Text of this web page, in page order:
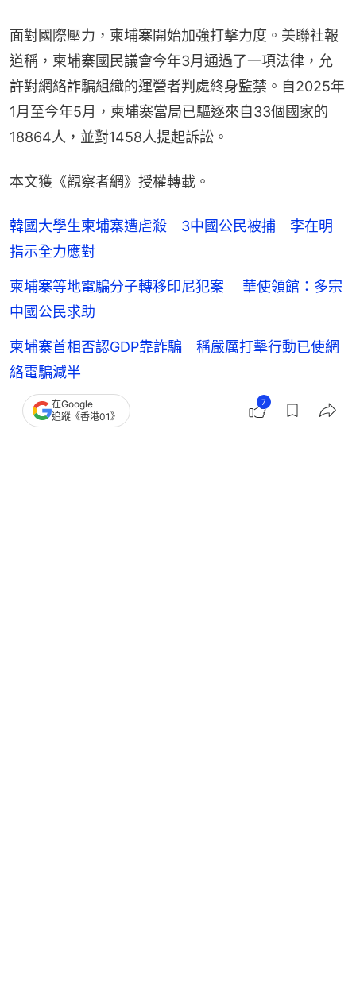
面對國際壓力，柬埔寨開始加強打擊力度。美聯社報
道稱，柬埔寨國民議會今年3月通過了一項法律，允
許對網絡詐騙組織的運營者判處終身監禁。自2025年
1月至今年5月，柬埔寨當局已驅逐來自33個國家的
18864人，並對1458人提起訴訟。
本文獲《觀察者網》授權轉載。
韓國大學生柬埔寨遭虐殺 3中國公民被捕 李在明
指示全力應對
柬埔寨等地電騙分子轉移印尼犯案 華使領館：多宗
中國公民求助
柬埔寨首相否認GDP靠詐騙 稱嚴厲打擊行動已使網
絡電騙減半
柬埔寨首相：新徵兵法生效 逃兵役最高判5年監禁
在Google
追蹤《香港01》
7